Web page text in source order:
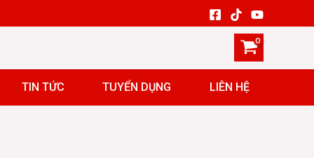
TIN TỨC TUYỂN DỤNG LIÊN HỆ